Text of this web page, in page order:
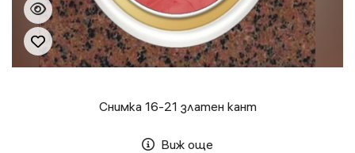
Снимка 16-21 златен кант
Виж още